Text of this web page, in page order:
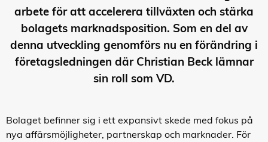
arbete för att accelerera tillväxten och stärka
bolagets marknadsposition. Som en del av
denna utveckling genomförs nu en förändring i
företagsledningen där Christian Beck lämnar
sin roll som VD.
Bolaget befinner sig i ett expansivt skede med fokus på
nya affärsmöjligheter, partnerskap och marknader. För